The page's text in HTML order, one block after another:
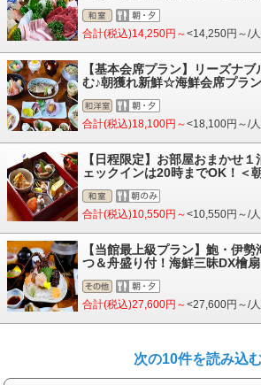
合計(税込)14,250円～<14,250円～/
【基本会席プラン】リーズナ
む♪朝獲れ新鮮☆海鮮会席プラ
合計(税込)18,100円～<18,100円～/
【日程限定】お部屋おまかせ
ェックインは20時までOK！＜
合計(税込)10,550円～<10,550円～/
【当館最上級プラン】鮑・伊
つ＆舟盛り付！海鮮三昧DX檜
合計(税込)27,600円～<27,600円～/
次の10件を読み込